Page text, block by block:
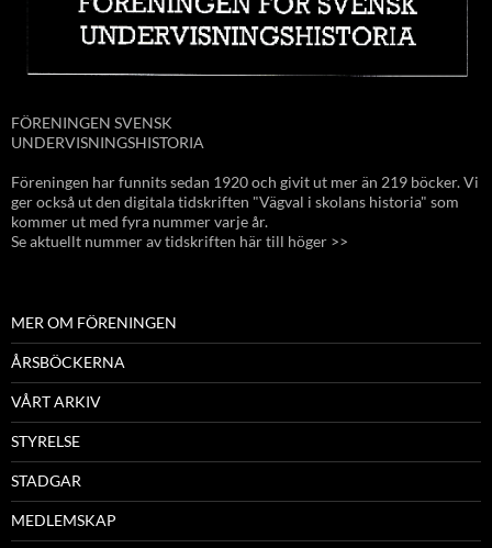
FÖRENINGEN SVENSK
UNDERVISNINGSHISTORIA
Föreningen har funnits sedan 1920 och givit ut mer än 219 böcker. Vi
ger också ut den digitala tidskriften "Vägval i skolans historia" som
kommer ut med fyra nummer varje år.
Se aktuellt nummer av tidskriften här till höger >>
MER OM FÖRENINGEN
ÅRSBÖCKERNA
VÅRT ARKIV
STYRELSE
STADGAR
MEDLEMSKAP